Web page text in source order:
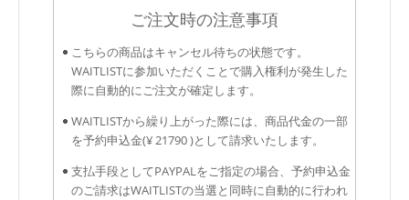
ご注文時の注意事項
こちらの商品はキャンセル待ちの状態です。
WAITLISTに参加いただくことで購入権利が発生した
際に自動的にご注文が確定します。
WAITLISTから繰り上がった際には、商品代金の一部
を予約申込金(¥ 21790 )として請求いたします。
支払手段としてPAYPALをご指定の場合、予約申込金
のご請求はWAITLISTの当選と同時に自動的に行われ